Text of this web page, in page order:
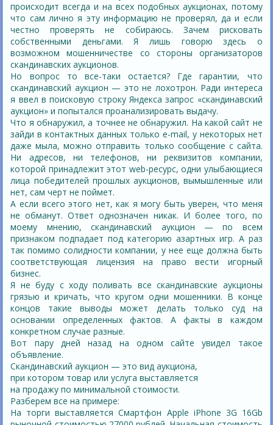
происходит всегда и на всех подобных аукционах, потому
что сам лично я эту информацию не проверял, да и если
честно проверять не собираюсь. Зачем рисковать
собственными деньгами. Я лишь говорю здесь о
возможном мошенничестве со стороны организаторов
скандинавских аукционов.
Но вопрос то все-таки остается? Где гарантии, что
скандинавский аукцион — это не лохотрон. Ради интереса
я ввел в поисковую строку Яндекса запрос «скандинавский
аукцион» и попытался проанализировать выдачу.
Что я обнаружил, а точнее не обнаружил. На какой сайт не
зайди в контактных данных только e-mail, у некоторых нет
даже мыла, можно отправить только сообщение с сайта.
Ни адресов, ни телефонов, ни реквизитов компании,
которой принадлежит этот web-ресурс, одни улыбающиеся
лица победителей прошлых аукционов, вымышленные или
нет, сам черт не поймет.
А если всего этого нет, как я могу быть уверен, что меня
не обманут. Ответ однозначен никак. И более того, по
моему мнению, скандинавский аукцион — по всем
признаком подпадает под категорию азартных игр. А раз
так помимо солидности компании, у нее еще должна быть
соответствующая лицензия на право вести игорный
бизнес.
Я не буду с ходу поливать все скандинавские аукционы
грязью и кричать, что кругом одни мошенники. В конце
концов такие выводы может делать только суд на
основании определенных фактов. А факты в каждом
конкретном случае разные.
Вот пару дней назад на одном сайте увидел такое
объявление.
Скандинавский аукцион — это вид аукциона,
при котором товар или услуга выставляется
на продажу по минимальной стоимости.
Разберем все на примере:
На торги выставляется Смартфон Apple iPhone 3G 16Gb